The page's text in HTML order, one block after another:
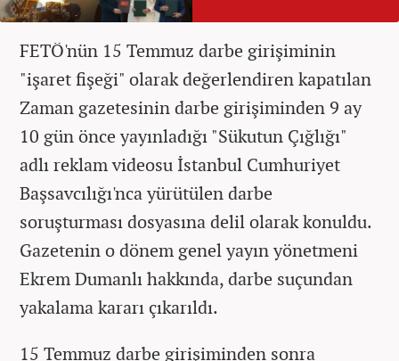
FETÖ'nün 15 Temmuz darbe girişiminin
"işaret fişeği" olarak değerlendiren kapatılan
Zaman gazetesinin darbe girişiminden 9 ay
10 gün önce yayınladığı "Sükutun Çığlığı"
adlı reklam videosu İstanbul Cumhuriyet
Başsavcılığı'nca yürütülen darbe
soruşturması dosyasına delil olarak konuldu.
Gazetenin o dönem genel yayın yönetmeni
Ekrem Dumanlı hakkında, darbe suçundan
yakalama kararı çıkarıldı.
15 Temmuz darbe girişiminden sonra